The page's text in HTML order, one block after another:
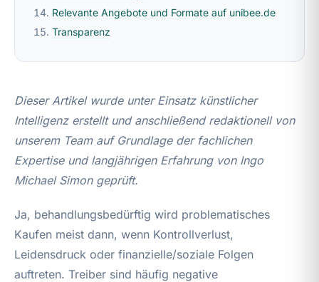
Relevante Angebote und Formate auf unibee.de
Transparenz
Dieser Artikel wurde unter Einsatz künstlicher
Intelligenz erstellt und anschließend redaktionell von
unserem Team auf Grundlage der fachlichen
Expertise und langjährigen Erfahrung von Ingo
Michael Simon geprüft.
Ja, behandlungsbedürftig wird problematisches
Kaufen meist dann, wenn Kontrollverlust,
Leidensdruck oder finanzielle/soziale Folgen
auftreten. Treiber sind häufig negative